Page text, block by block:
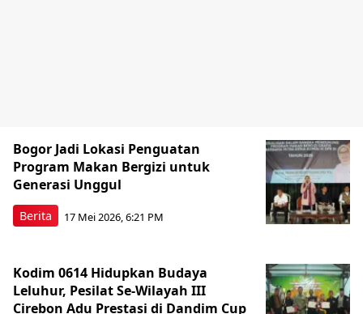
Berita
Bogor Jadi Lokasi Penguatan
Program Makan Bergizi untuk
Generasi Unggul
17 Mei 2026, 6:21 PM
Kodim 0614 Hidupkan Budaya
Leluhur, Pesilat Se-Wilayah III
Cirebon Adu Prestasi di Dandim Cup